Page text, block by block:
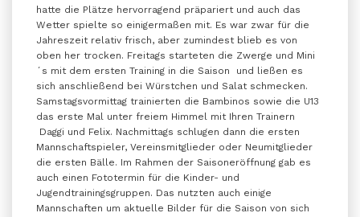
hatte die Plätze hervorragend präpariert und auch das
Wetter spielte so einigermaßen mit. Es war zwar für die
Jahreszeit relativ frisch, aber zumindest blieb es von
oben her trocken. Freitags starteten die Zwerge und Mini
´s mit dem ersten Training in die Saison und ließen es
sich anschließend bei Würstchen und Salat schmecken.
Samstagsvormittag trainierten die Bambinos sowie die U13
das erste Mal unter freiem Himmel mit Ihren Trainern
Daggi und Felix. Nachmittags schlugen dann die ersten
Mannschaftspieler, Vereinsmitglieder oder Neumitglieder
die ersten Bälle. Im Rahmen der Saisoneröffnung gab es
auch einen Fototermin für die Kinder- und
Jugendtrainingsgruppen. Das nutzten auch einige
Mannschaften um aktuelle Bilder für die Saison von sich